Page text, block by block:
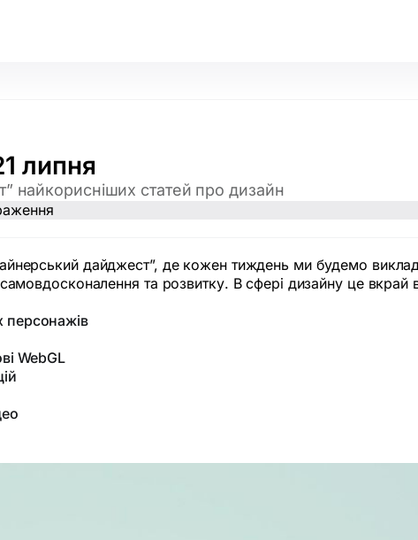
липня
найкорисніших статей про дизайн
дайджест”, де кожен тиждень ми будемо
самовдосконалення та розвитку. В сфері дизайну це
персонажів
WebGL